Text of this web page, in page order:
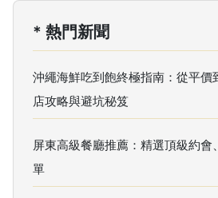
* 熱門新聞
沖繩海鮮吃到飽終極指南：從平價
店攻略與避坑秘笈
屏東高級餐廳推薦：精選頂級約會
單